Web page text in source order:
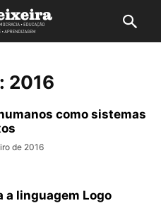
2016
como sistemas
de 2016
a linguagem Logo